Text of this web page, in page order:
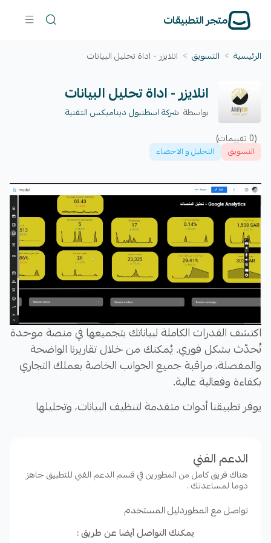
متجر التطبيقات
الرئيسية > التسويق > انلايزر - اداة تحليل البيانات
انلايزر - اداة تحليل البيانات
بواسطة شركة اسطنبول ديناميكس التقنية
(0 تقييمات)
التسويق التحليل و الاحصاء
اكتشف القدرات الكاملة لبياناتك بتجميعها في منصة موحدة
تُحدّث بشكل فوري. يُمكنك من خلال تقاريرنا الواضحة
والمفصلة، مراقبة جميع الجوانب الخاصة بعملك التجاري
بكفاءة وفعالية عالية.
يوفر تطبيقنا أدوات متقدمة لتنظيف البيانات، وتحليلها
الحصول على تقارير مفصلة، لوحات تحكم تفاعلية، ورسوم
بيانية جذابة تسهل من عملية فهم وعرض البيانات واتخاذ
القرارات.
الدعم الفني
هناك فريق كامل من المطورين في قسم الدعم الفني للتطبيق جاهز
دوما لمساعدتك .
تواصل مع المطوردليل المستخدم
يمكنك التواصل أيضا عن طريق :